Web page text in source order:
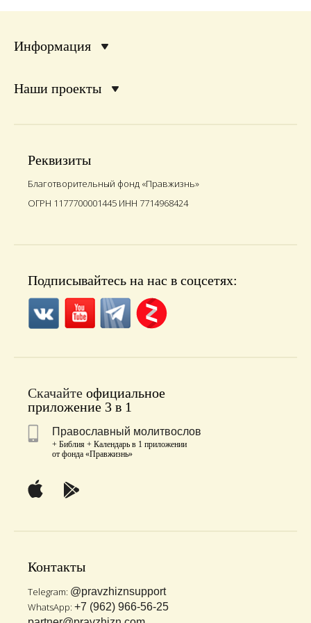
Информация
Наши проекты
Реквизиты
Благотворительный фонд «Правжизнь»
ОГРН 1177700001445 ИНН 7714968424
Подписывайтесь на нас в соцсетях:
Скачайте официальное
приложение 3 в 1
Православный молитвослов
+ Библия + Календарь в 1 приложении
от фонда «Правжизнь»
Контакты
Telegram: @pravzhiznsupport
WhatsApp: +7 (962) 966-56-25